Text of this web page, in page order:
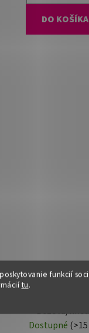
funkcií
tu.
DO KOŠÍKA
Béžová/
Dostupné